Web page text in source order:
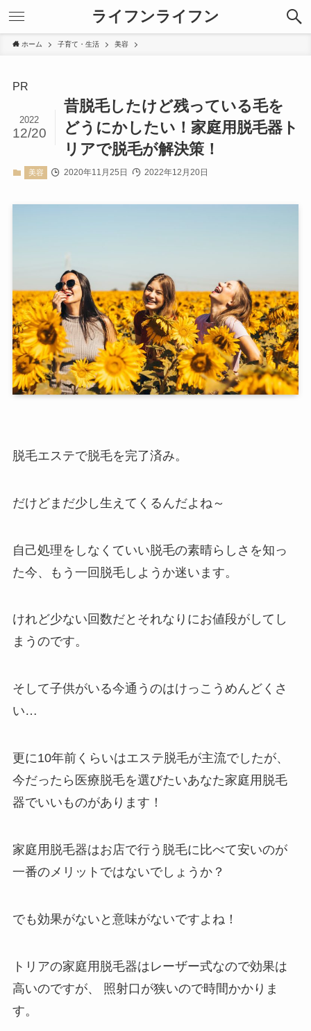
ライフンライフン
ホーム 子育て・生活 美容
PR
昔脱毛したけど残っている毛を
どうにかしたい！家庭用脱毛器ト
リアで脱毛が解決策！
2022
12/20
美容 2020年11月25日 2022年12月20日
脱毛エステで脱毛を完了済み。
だけどまだ少し生えてくるんだよね～
自己処理をしなくていい脱毛の素晴らしさを知っ
た今、もう一回脱毛しようか迷います。
けれど少ない回数だとそれなりにお値段がしてし
まうのです。
そして子供がいる今通うのはけっこうめんどくさ
い…
更に10年前くらいはエステ脱毛が主流でしたが、
今だったら医療脱毛を選びたいあなた家庭用脱毛
器でいいものがあります！
家庭用脱毛器はお店で行う脱毛に比べて安いのが
一番のメリットではないでしょうか？
でも効果がないと意味がないですよね！
トリアの家庭用脱毛器はレーザー式なので効果は
高いのですが、 照射口が狭いので時間かかりま
す。